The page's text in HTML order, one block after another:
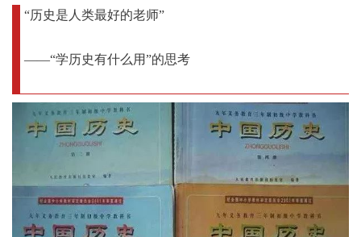
“历史是人类最好的老师”
——“学历史有什么用”的思考